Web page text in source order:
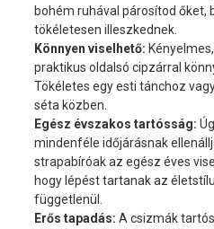
bohém ruhával párosítod őket,
tökéletesen illeszkednek.
Könnyen viselhető:
praktikus oldalsó cipzárral
Tökéletes egy esti tánchoz
séta közben.
Egész évszakos tartósság:
mindenféle időjárásnak
strapabíróak az egész éves
hogy lépést tartanak az
függetlenül.
Erős tapadás: A csizmák